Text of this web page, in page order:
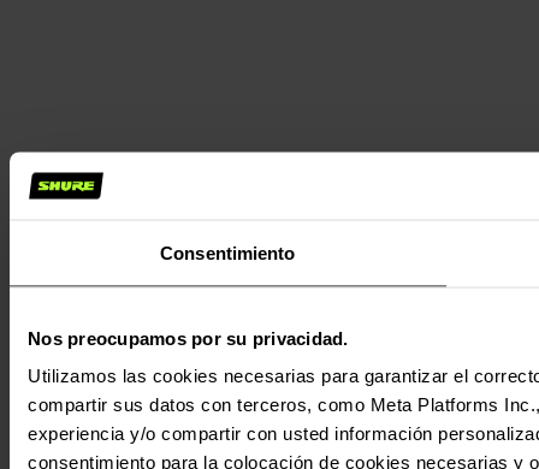
Consentimiento
Nos preocupamos por su privacidad.
Utilizamos las cookies necesarias para garantizar el
compartir sus datos con terceros, como Meta Platforms
experiencia y/o compartir con usted información
consentimiento para la colocación de cookies necesarias